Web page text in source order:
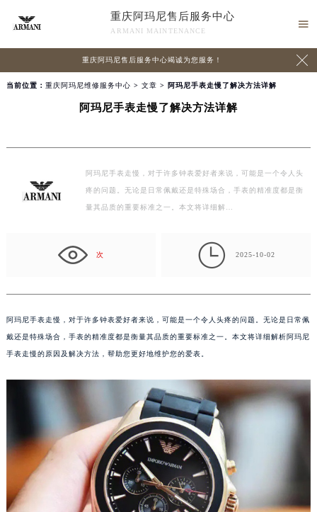
重庆阿玛尼售后服务中心
ARMANI MAINTENANCE

重庆阿玛尼售后服务中心竭诚为您服务！ 
当前位置： 重庆阿玛尼维修服务中心 > 文章 > 阿玛尼手表走慢了解决方法详解
阿玛尼手表走慢了解决方法详解
阿玛尼手表走慢，对于许多钟表爱好者来说，可能是一个令人头
疼的问题。无论是日常佩戴还是特殊场合，手表的精准度都是衡
量其品质的重要标准之一。本文将详细解…
次  2025-10-02
阿玛尼手表走慢，对于许多钟表爱好者来说，可能是一个令人头疼的问题。无论是日常佩
戴还是特殊场合，手表的精准度都是衡量其品质的重要标准之一。本文将详细解析阿玛尼
手表走慢的原因及解决方法，帮助您更好地维护您的爱表。